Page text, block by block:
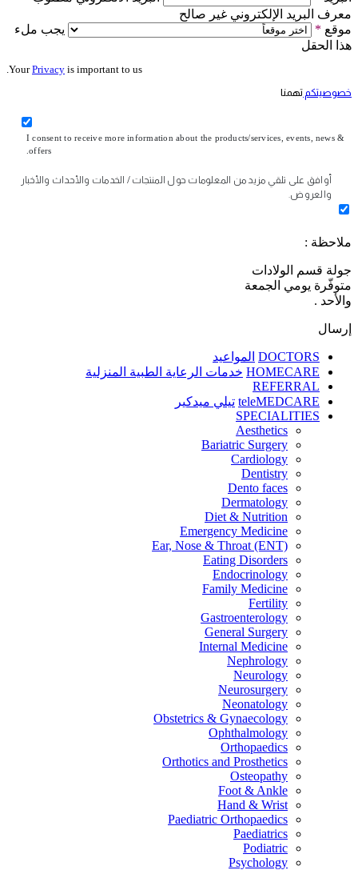
معرف البريد الإلكتروني غير صالح
موقع *
يجب ملء
هذا الحقل
YourPrivacy is important to us.
خصوصيتكم تهمنا
I consent to receive more information about the products/services, events, news &
offers.
أوافق على تلقي مزيد من المعلومات حول المنتجات / الخدمات والأحداث والأخبار
والعروض.
ملاحظة :
جولة قسم الولادات
متوفّرة يومي الجمعة
والأحد .
إرسال
DOCTORS المواعيد
HOMECARE خدمات الرعاية الطبية المنزلية
REFERRAL
teleMEDCARE تيلي ميدكير
SPECIALITIES
Aesthetics
Bariatric Surgery
Cardiology
Dentistry
Dento faces
Dermatology
Diet & Nutrition
Emergency Medicine
Ear, Nose & Throat (ENT)
Eating Disorders
Endocrinology
Family Medicine
Fertility
Gastroenterology
General Surgery
Internal Medicine
Nephrology
Neurology
Neurosurgery
Neonatology
Obstetrics & Gynaecology
Ophthalmology
Orthopaedics
Orthotics and Prosthetics
Osteopathy
Foot & Ankle
Hand & Wrist
Paediatric Orthopaedics
Paediatrics
Podiatric
Psychology